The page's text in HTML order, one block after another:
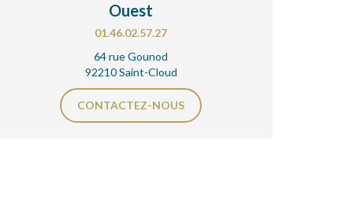
Ouest
01.46.02.57.27
64 rue Gounod
92210 Saint-Cloud
CONTACTEZ-NOUS